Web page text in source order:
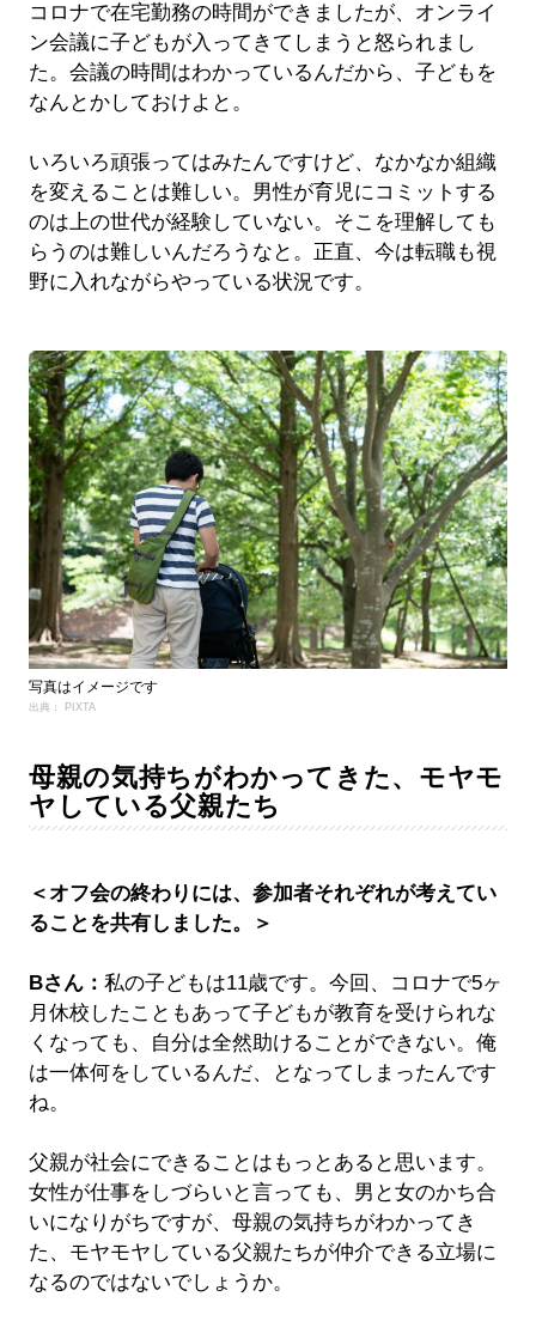
コロナで在宅勤務の時間ができましたが、オンライ
ン会議に子どもが入ってきてしまうと怒られまし
た。会議の時間はわかっているんだから、子どもを
なんとかしておけよと。
いろいろ頑張ってはみたんですけど、なかなか組織
を変えることは難しい。男性が育児にコミットする
のは上の世代が経験していない。そこを理解しても
らうのは難しいんだろうなと。正直、今は転職も視
野に入れながらやっている状況です。
写真はイメージです
出典： PIXTA
母親の気持ちがわかってきた、モヤモ
ヤしている父親たち
＜オフ会の終わりには、参加者それぞれが考えてい
ることを共有しました。＞
Bさん： 私の子どもは11歳です。今回、コロナで5ヶ
月休校したこともあって子どもが教育を受けられな
くなっても、自分は全然助けることができない。俺
は一体何をしているんだ、となってしまったんです
ね。
父親が社会にできることはもっとあると思います。
女性が仕事をしづらいと言っても、男と女のかち合
いになりがちですが、母親の気持ちがわかってき
た、モヤモヤしている父親たちが仲介できる立場に
なるのではないでしょうか。